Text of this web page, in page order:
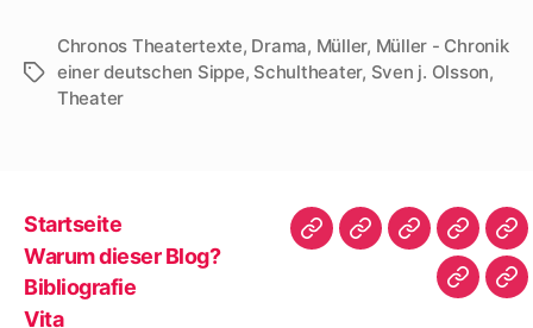
Schlagwörter
Chronos Theatertexte, Drama, Müller, Müller - Chronik
einer deutschen Sippe, Schultheater, Sven j. Olsson,
Theater
Startseite
Warum dieser Blog?
Bibliografie
Vita
Startseite
WarumBibliografie
Vita
|